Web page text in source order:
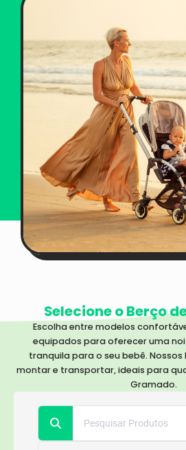
Selecione o Berço
Escolha entre modelos
equipados para oferecer uma
tranquila para o seu bebê.
montar e transportar, ideais para
Gramado.